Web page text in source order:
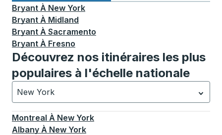
Bryant À New York
Bryant À Midland
Bryant À Sacramento
Bryant À Fresno
Découvrez nos itinéraires les plus
populaires à l'échelle nationale
New York
Actuellement sélectionné: New York.La sélection est
Montreal À New York
Albany À New York